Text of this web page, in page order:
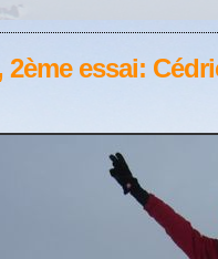
2ème essai: